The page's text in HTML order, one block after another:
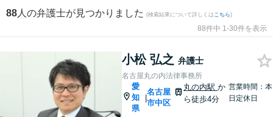
88 人の弁護士が見つかりました (検索結果について詳しくは こちら)
88件中 1-30件を表示
小松 弘之 弁護士
名古屋丸の内法律事務所
愛
知
県
|
名古屋
市中区
丸の内駅か
ら徒歩4分
営業時間：本
日定休日